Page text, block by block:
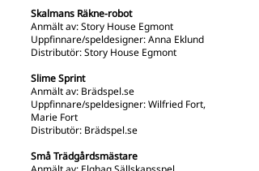
Skalmans Räkne-robot
Anmält av: Story House Egmont
Uppfinnare/speldesigner: Anna Eklund
Distributör: Story House Egmont
Slime Sprint
Anmält av: Brädspel.se
Uppfinnare/speldesigner: Wilfried Fort,
Marie Fort
Distributör: Brädspel.se
Små Trädgårdsmästare